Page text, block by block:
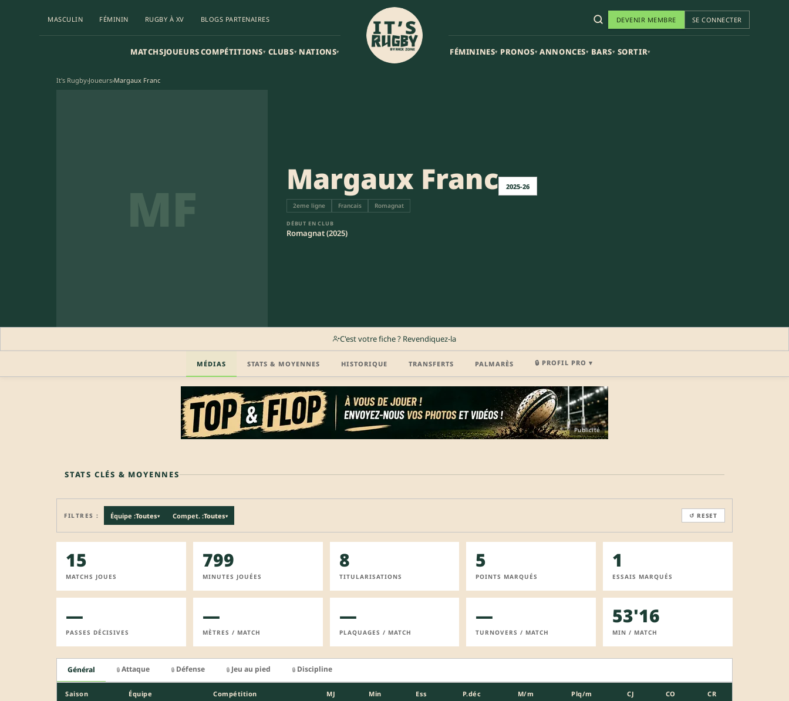
MASCULIN FÉMININ RUGBY À XV BLOGS PARTENAIRES
MATCHSJOUEURSCOMPÉTITIONS▾ CLUBS▾ NATIONS▾
DEVENIR MEMBRE SE CONNECTER
FÉMININES▾ PRONOS▾ ANNONCES▾ BARS▾ SORTIR▾
It's Rugby›Joueurs›Margaux Franc
MF Margaux Franc 2025-26
2eme ligne Francais Romagnat
DÉBUT EN CLUB
Romagnat (2025)
C'est votre fiche ? Revendiquez-la
MÉDIAS STATS & MOYENNES HISTORIQUE TRANSFERTS PALMARÈS 🔒 PROFIL PRO ▾
Profil pro · Réservé aux clubs REJOINDRE LA COMMUNAUTÉ
Publicité
STATS CLÉS & MOYENNES
FILTRES : Équipe :Toutes▾ Compet. :Toutes▾ ↺ RESET
15
MATCHS JOUES
799
MINUTES JOUÉES
8
TITULARISATIONS
5
POINTS MARQUÉS
1
ESSAIS MARQUÉS
—
PASSES DÉCISIVES
—
MÈTRES / MATCH
—
PLAQUAGES / MATCH
—
TURNOVERS / MATCH
53'16
MIN / MATCH
Général 🔒 Attaque 🔒 Défense 🔒 Jeu au pied 🔒 Discipline
Saison Équipe Compétition MJ Min Ess P.déc M/m Plq/m CJ CO CR